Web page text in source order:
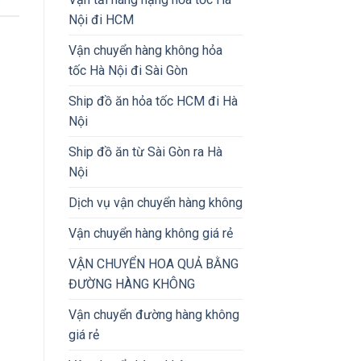
Nội đi HCM
Vận chuyển hàng không hỏa
tốc Hà Nội đi Sài Gòn
Ship đồ ăn hỏa tốc HCM đi Hà
Nội
Ship đồ ăn từ Sài Gòn ra Hà
Nội
Dịch vụ vận chuyển hàng không
Vận chuyển hàng không giá rẻ
VẬN CHUYỂN HOA QUẢ BẰNG
ĐƯỜNG HÀNG KHÔNG
Vận chuyển đường hàng không
giá rẻ